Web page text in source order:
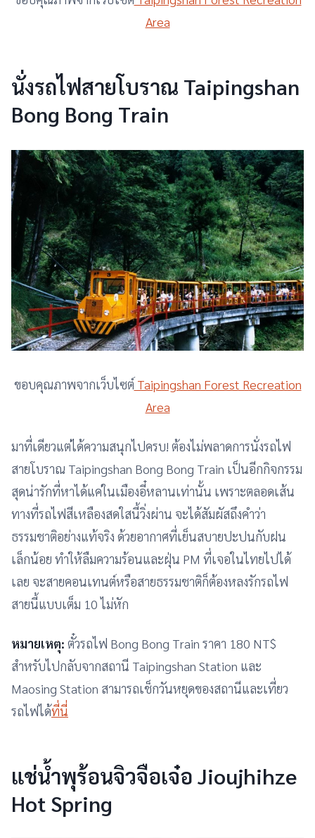
Area
นั่งรถไฟสายโบราณ Taipingshan
Bong Bong Train
ขอบคุณภาพจากเว็บไซต์ Taipingshan Forest Recreation
Area
มาที่เดียวแต่ได้ความสนุกไปครบ! ต้องไม่พลาดการนั่งรถไฟ
สายโบราณ Taipingshan Bong Bong Train เป็นอีกกิจกรรม
สุดน่ารักที่หาได้แค่ในเมืองอี๋หลานเท่านั้น เพราะตลอดเส้น
ทางที่รถไฟสีเหลืองสดใสนี้วิ่งผ่าน จะได้สัมผัสถึงคำว่า
ธรรมชาติอย่างแท้จริง ด้วยอากาศที่เย็นสบายปะปนกับฝน
เล็กน้อย ทำให้ลืมความร้อนและฝุ่น PM ที่เจอในไทยไปได้
เลย จะสายคอนเทนต์หรือสายธรรมชาติก็ต้องหลงรักรถไฟ
สายนี้แบบเต็ม 10 ไม่หัก
หมายเหตุ: ตั๋วรถไฟ Bong Bong Train ราคา 180 NT$
สำหรับไปกลับจากสถานี Taipingshan Station และ
Maosing Station สามารถเช็กวันหยุดของสถานีและเที่ยว
รถไฟได้ที่นี่
แช่น้ำพุร้อนจิวจือเจ๋อ Jioujhihze
Hot Spring